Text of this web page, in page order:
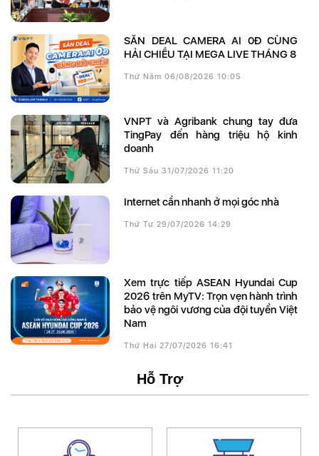
SĂN DEAL CAMERA AI 0Đ CÙNG
HẢI CHIỀU TẠI MEGA LIVE THÁNG 8
Thứ Năm 06/08/2026 10:05
VNPT và Agribank chung tay đưa
TingPay đến hàng triệu hộ kinh
doanh
Thứ Sáu 31/07/2026 11:20
Internet cần nhanh ở mọi góc nhà
Thứ Tư 29/07/2026 14:29
Xem trực tiếp ASEAN Hyundai Cup
2026 trên MyTV: Trọn vẹn hành trình
bảo vệ ngôi vương của đội tuyển Việt
Nam
Thứ Hai 27/07/2026 16:41
Hỗ Trợ